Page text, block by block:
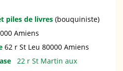
piles de livres (bouquiniste)
Amiens
62 r St Leu 80000 Amiens
22 r St Martin aux